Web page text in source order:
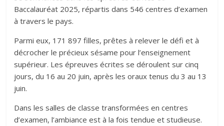
Baccalauréat 2025, répartis dans 546 centres d’examen
à travers le pays.
Parmi eux, 171 897 filles, prêtes à relever le défi et à
décrocher le précieux sésame pour l’enseignement
supérieur. Les épreuves écrites se déroulent sur cinq
jours, du 16 au 20 juin, après les oraux tenus du 3 au 13
juin.
Dans les salles de classe transformées en centres
d’examen, l’ambiance est à la fois tendue et studieuse.